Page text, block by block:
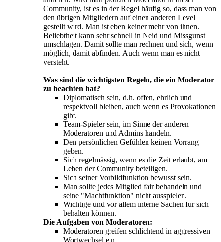
Community, ist es in der Regel häufig so, dass man von
den übrigen Mitgliedern auf einen anderen Level
gestellt wird. Man ist eben keiner mehr von ihnen.
Beliebtheit kann sehr schnell in Neid und Missgunst
umschlagen. Damit sollte man rechnen und sich, wenn
möglich, damit abfinden. Auch wenn man es nicht
versteht.
Was sind die wichtigsten Regeln, die ein Moderator
zu beachten hat?
Diplomatisch sein, d.h. offen, ehrlich und
respektvoll bleiben, auch wenn es Provokationen
gibt.
Team-Spieler sein, im Sinne der anderen
Moderatoren und Admins handeln.
Den persönlichen Gefühlen keinen Vorrang
geben.
Sich regelmässig, wenn es die Zeit erlaubt, am
Leben der Community beteiligen.
Sich seiner Vorbildfunktion bewusst sein.
Man sollte jedes Mitglied fair behandeln und
seine "Machtfunktion" nicht ausspielen.
Wichtige und vor allem interne Sachen für sich
behalten können.
Die Aufgaben von Moderatoren:
Moderatoren greifen schlichtend in aggressiven
Wortwechsel ein